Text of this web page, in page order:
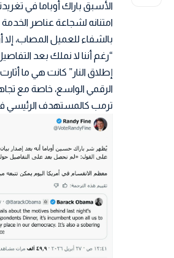
الأسبق باراك أوباما في
امتنانه لشجاعة عناصر الخدمة
بالشفاء للعميل المصاب، إلا
“رغم أننا لا نملك بعد
إطلاق النار” كانت هي ما
الرقمي الواسع، خاصة مع
ترمب كالمستهدف الرئيسي